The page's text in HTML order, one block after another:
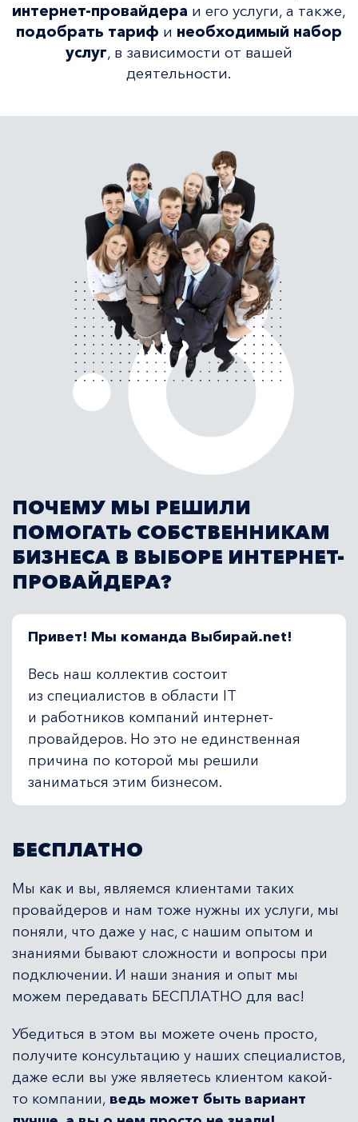
интернет-провайдера и его услуги, а также,
подобрать тариф и необходимый набор
услуг, в зависимости от вашей
деятельности.
ПОЧЕМУ МЫ РЕШИЛИ
ПОМОГАТЬ СОБСТВЕННИКАМ
БИЗНЕСА В ВЫБОРЕ ИНТЕРНЕТ-
ПРОВАЙДЕРА?
Привет! Мы команда Выбирай.net!
Весь наш коллектив состоит
из специалистов в области IT
и работников компаний интернет-
провайдеров. Но это не единственная
причина по которой мы решили
заниматься этим бизнесом.
БЕСПЛАТНО
Мы как и вы, являемся клиентами таких
провайдеров и нам тоже нужны их услуги, мы
поняли, что даже у нас, с нашим опытом и
знаниями бывают сложности и вопросы при
подключении. И наши знания и опыт мы
можем передавать БЕСПЛАТНО для вас!
Убедиться в этом вы можете очень просто,
получите консультацию у наших специалистов,
даже если вы уже являетесь клиентом какой-
то компании, ведь может быть вариант